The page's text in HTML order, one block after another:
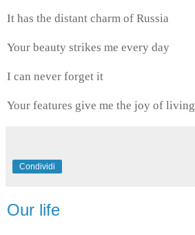
It has the distant charm of Russia
Your beauty strikes me every day
I can never forget it
Your features give me the joy of living
Condividi
Our life